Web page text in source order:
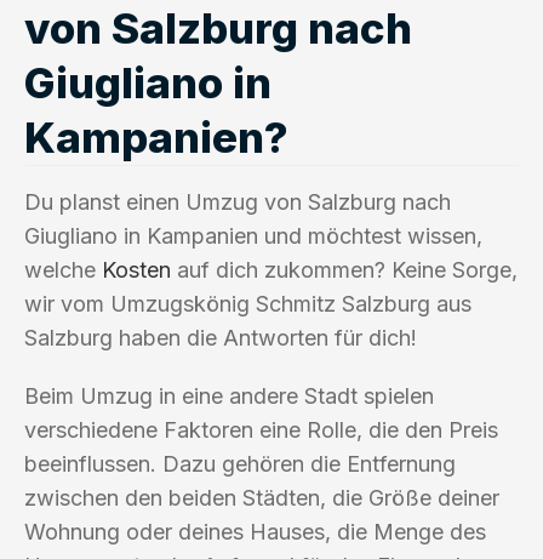
von Salzburg nach
Giugliano in
Kampanien?
Du planst einen Umzug von Salzburg nach
Giugliano in Kampanien und möchtest wissen,
welche Kosten auf dich zukommen? Keine Sorge,
wir vom Umzugskönig Schmitz Salzburg aus
Salzburg haben die Antworten für dich!
Beim Umzug in eine andere Stadt spielen
verschiedene Faktoren eine Rolle, die den Preis
beeinflussen. Dazu gehören die Entfernung
zwischen den beiden Städten, die Größe deiner
Wohnung oder deines Hauses, die Menge des